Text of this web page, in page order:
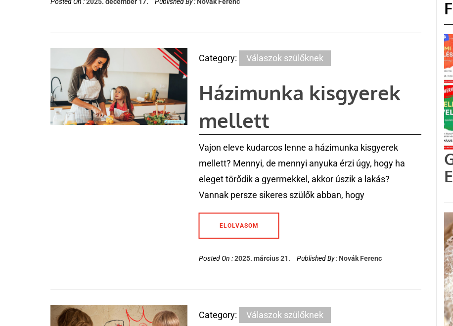
Category: Válaszok szülőknek
Házimunka kisgyerek
mellett
Vajon eleve kudarcos lenne a házimunka kisgyerek
mellett? Mennyi, de mennyi anyuka érzi úgy, hogy ha
eleget törődik a gyermekkel, akkor úszik a lakás?
Vannak persze sikeres szülők abban, hogy
ELOLVASOM
Posted On :2025. március 21. Published By : Novák Ferenc
Category: Válaszok szülőknek